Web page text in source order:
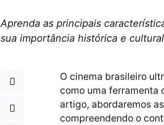
Aprenda as principais
sua importância histórica e cultural
O cinema brasileiro
como uma ferramenta
artigo, abordaremos
compreendendo o